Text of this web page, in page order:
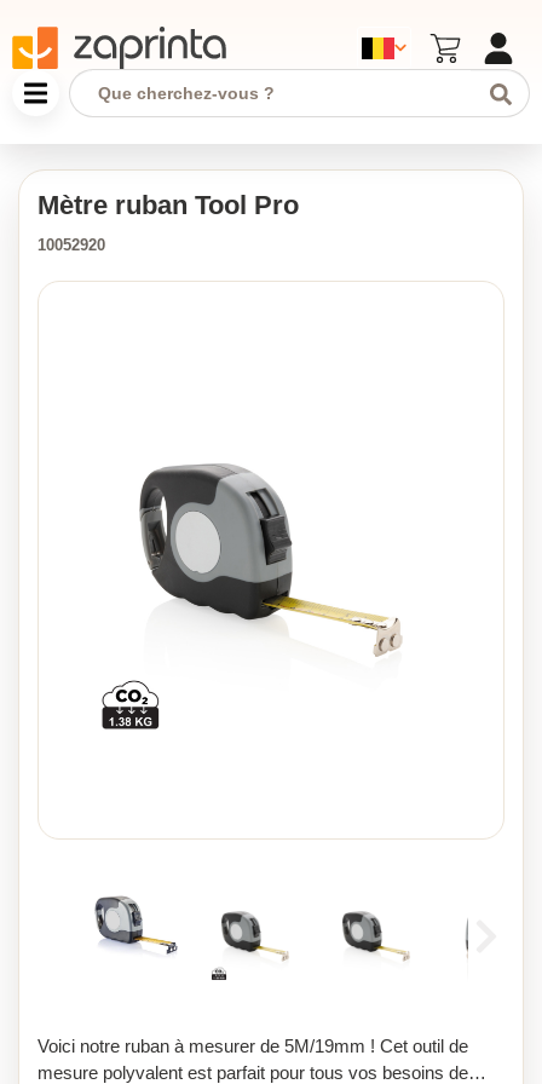
Mètre ruban Tool Pro
10052920
Voici notre ruban à mesurer de 5M/19mm ! Cet outil de
mesure polyvalent est parfait pour tous vos besoins de